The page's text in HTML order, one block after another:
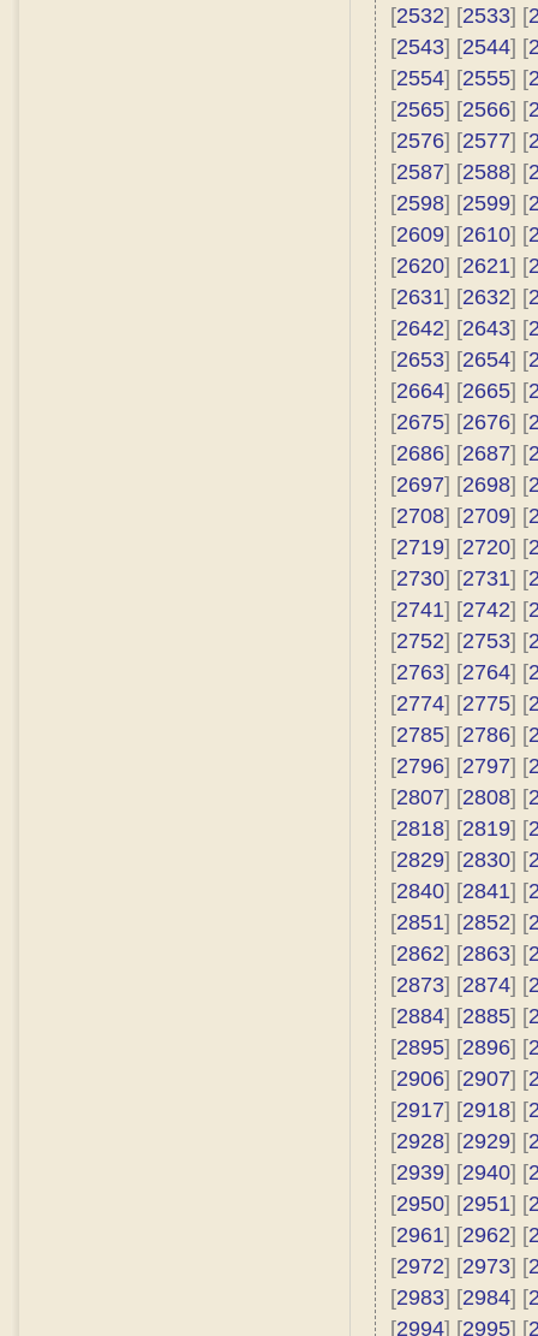
[2532] [2533] [
[2543] [2544] [
[2554] [2555] [
[2565] [2566] [
[2576] [2577] [
[2587] [2588] [
[2598] [2599] [
[2609] [2610] [
[2620] [2621] [
[2631] [2632] [
[2642] [2643] [
[2653] [2654] [
[2664] [2665] [
[2675] [2676] [
[2686] [2687] [
[2697] [2698] [
[2708] [2709] [
[2719] [2720] [
[2730] [2731] [
[2741] [2742] [
[2752] [2753] [
[2763] [2764] [
[2774] [2775] [
[2785] [2786] [
[2796] [2797] [
[2807] [2808] [
[2818] [2819] [
[2829] [2830] [
[2840] [2841] [
[2851] [2852] [
[2862] [2863] [
[2873] [2874] [
[2884] [2885] [
[2895] [2896] [
[2906] [2907] [
[2917] [2918] [
[2928] [2929] [
[2939] [2940] [
[2950] [2951] [
[2961] [2962] [
[2972] [2973] [
[2983] [2984] [
[2994] [2995] [